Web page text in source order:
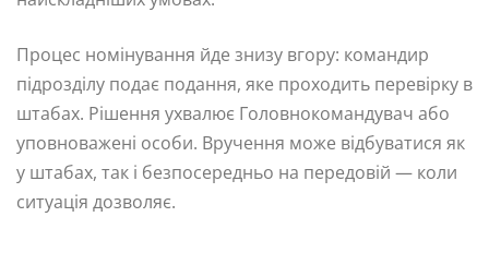
Процес номінування йде знизу вгору: командир
підрозділу подає подання, яке проходить перевірку в
штабах. Рішення ухвалює Головнокомандувач або
уповноважені особи. Вручення може відбуватися як
у штабах, так і безпосередньо на передовій — коли
ситуація дозволяє.